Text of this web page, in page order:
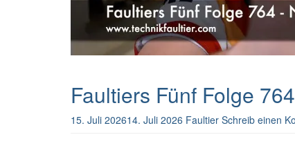
Faultiers Fünf Folge
15. Juli 202614. Juli 2026 Faultier Schreib einen